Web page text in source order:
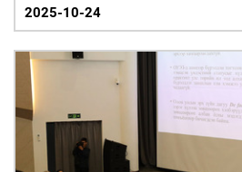
2025-10-24